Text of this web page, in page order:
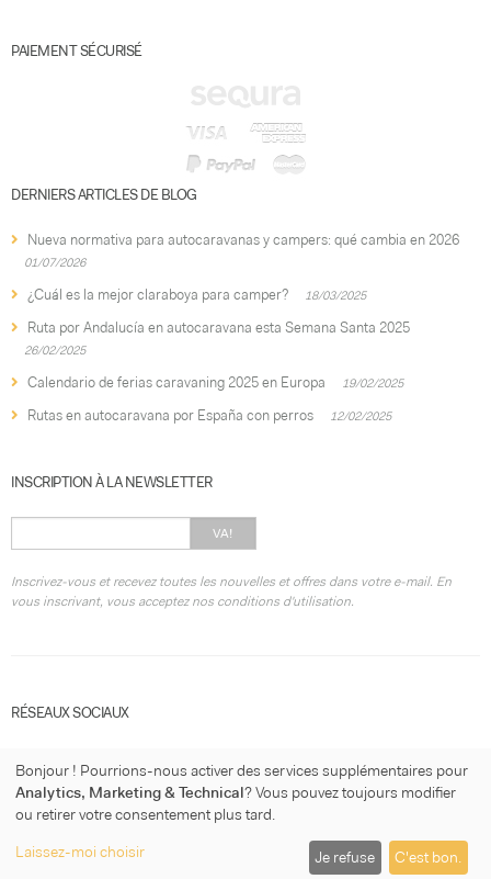
PAIEMENT SÉCURISÉ
DERNIERS ARTICLES DE BLOG
Nueva normativa para autocaravanas y campers: qué cambia en 2026
01/07/2026
¿Cuál es la mejor claraboya para camper? 18/03/2025
Ruta por Andalucía en autocaravana esta Semana Santa 2025
26/02/2025
Calendario de ferias caravaning 2025 en Europa 19/02/2025
Rutas en autocaravana por España con perros 12/02/2025
INSCRIPTION À LA NEWSLETTER
VA!
Inscrivez-vous et recevez toutes les nouvelles et offres dans votre e-mail. En
vous inscrivant, vous acceptez nos conditions d'utilisation.
RÉSEAUX SOCIAUX
© 2026micasaconruedas.com Condition d'utilisation
Politique de
Bonjour ! Pourrions-nous activer des services supplémentaires pour
Analytics, Marketing & Technical? Vous pouvez toujours modifier
ou retirer votre consentement plus tard.
Laissez-moi choisir
Je refuse C'est bon.